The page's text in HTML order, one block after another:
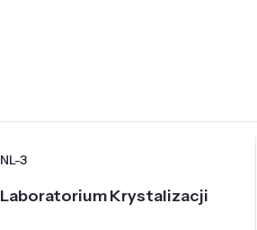
NL-3
Laboratorium Krystalizacji